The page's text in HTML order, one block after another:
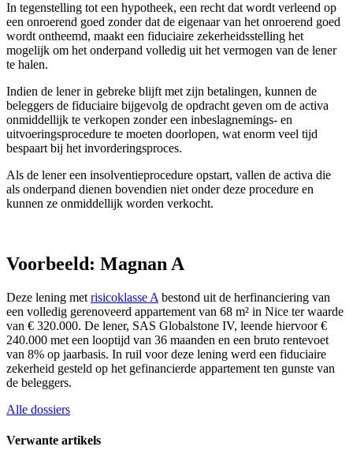
In tegenstelling tot een hypotheek, een recht dat wordt verleend op
een onroerend goed zonder dat de eigenaar van het onroerend goed
wordt ontheemd, maakt een fiduciaire zekerheidsstelling het
mogelijk om het onderpand volledig uit het vermogen van de lener
te halen.
Indien de lener in gebreke blijft met zijn betalingen, kunnen de
beleggers de fiduciaire bijgevolg de opdracht geven om de activa
onmiddellijk te verkopen zonder een inbeslagnemings- en
uitvoeringsprocedure te moeten doorlopen, wat enorm veel tijd
bespaart bij het invorderingsproces.
Als de lener een insolventieprocedure opstart, vallen de activa die
als onderpand dienen bovendien niet onder deze procedure en
kunnen ze onmiddellijk worden verkocht.
Voorbeeld: Magnan A
Deze lening met risicoklasse A bestond uit de herfinanciering van
een volledig gerenoveerd appartement van 68 m² in Nice ter waarde
van € 320.000. De lener, SAS Globalstone IV, leende hiervoor €
240.000 met een looptijd van 36 maanden en een bruto rentevoet
van 8% op jaarbasis. In ruil voor deze lening werd een fiduciaire
zekerheid gesteld op het gefinancierde appartement ten gunste van
de beleggers.
Alle dossiers
Verwante artikels